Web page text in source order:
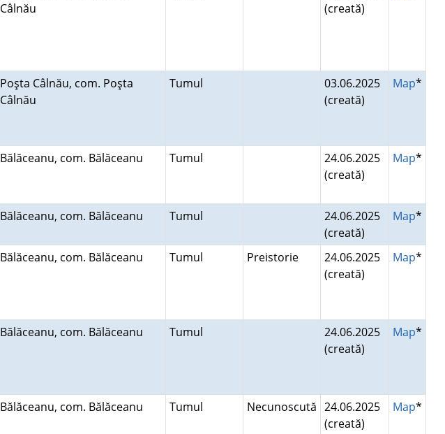
Câlnău
(creată)
Poşta Câlnău, com. Poşta
Câlnău
Tumul
03.06.2025
(creată)
Map*
Bălăceanu, com. Bălăceanu Tumul
24.06.2025
(creată)
Map*
Bălăceanu, com. Bălăceanu Tumul
24.06.2025
(creată)
Map*
Bălăceanu, com. Bălăceanu Tumul Preistorie
24.06.2025
(creată)
Map*
Bălăceanu, com. Bălăceanu Tumul
24.06.2025
(creată)
Map*
Bălăceanu, com. Bălăceanu Tumul Necunoscută 24.06.2025
(creată)
Map*